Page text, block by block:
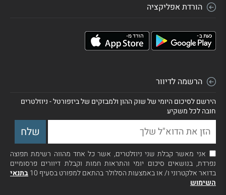
הורדת אפליקציה
הרשמה לדיוור
הירשם לסיכום היומי של שוק ההון ולמבזקים של ביזפורטל - ניוזלטרים
חובה לכל משקיע
אני מאשר קבלת שני ניוזלטרים, אשר כל אחד מהווה רשימת תפוצה
נפרדת, בנושאים סיכום יומי והתראות חמות וקבלת דיוורים פרסומיים
בדואר אלקטרוני ו/ או באמצעות הסלולר בהתאם למפורט בסעיף 10
בתנאי
השימוש